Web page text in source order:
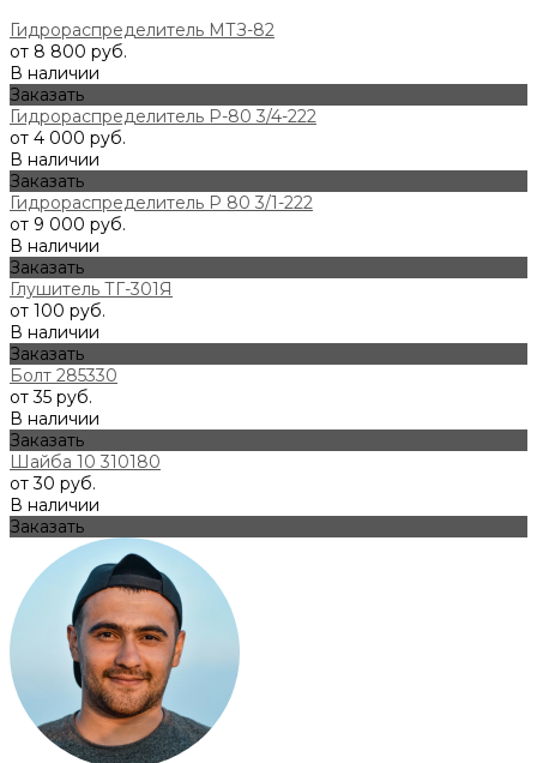
Гидрораспределитель МТЗ-82
от 8 800 руб.
В наличии
Заказать
Гидрораспределитель Р-80 3/4-222
от 4 000 руб.
В наличии
Заказать
Гидрораспределитель Р 80 3/1-222
от 9 000 руб.
В наличии
Заказать
Глушитель ТГ-301Я
от 100 руб.
В наличии
Заказать
Болт 285330
от 35 руб.
В наличии
Заказать
Шайба 10 310180
от 30 руб.
В наличии
Заказать